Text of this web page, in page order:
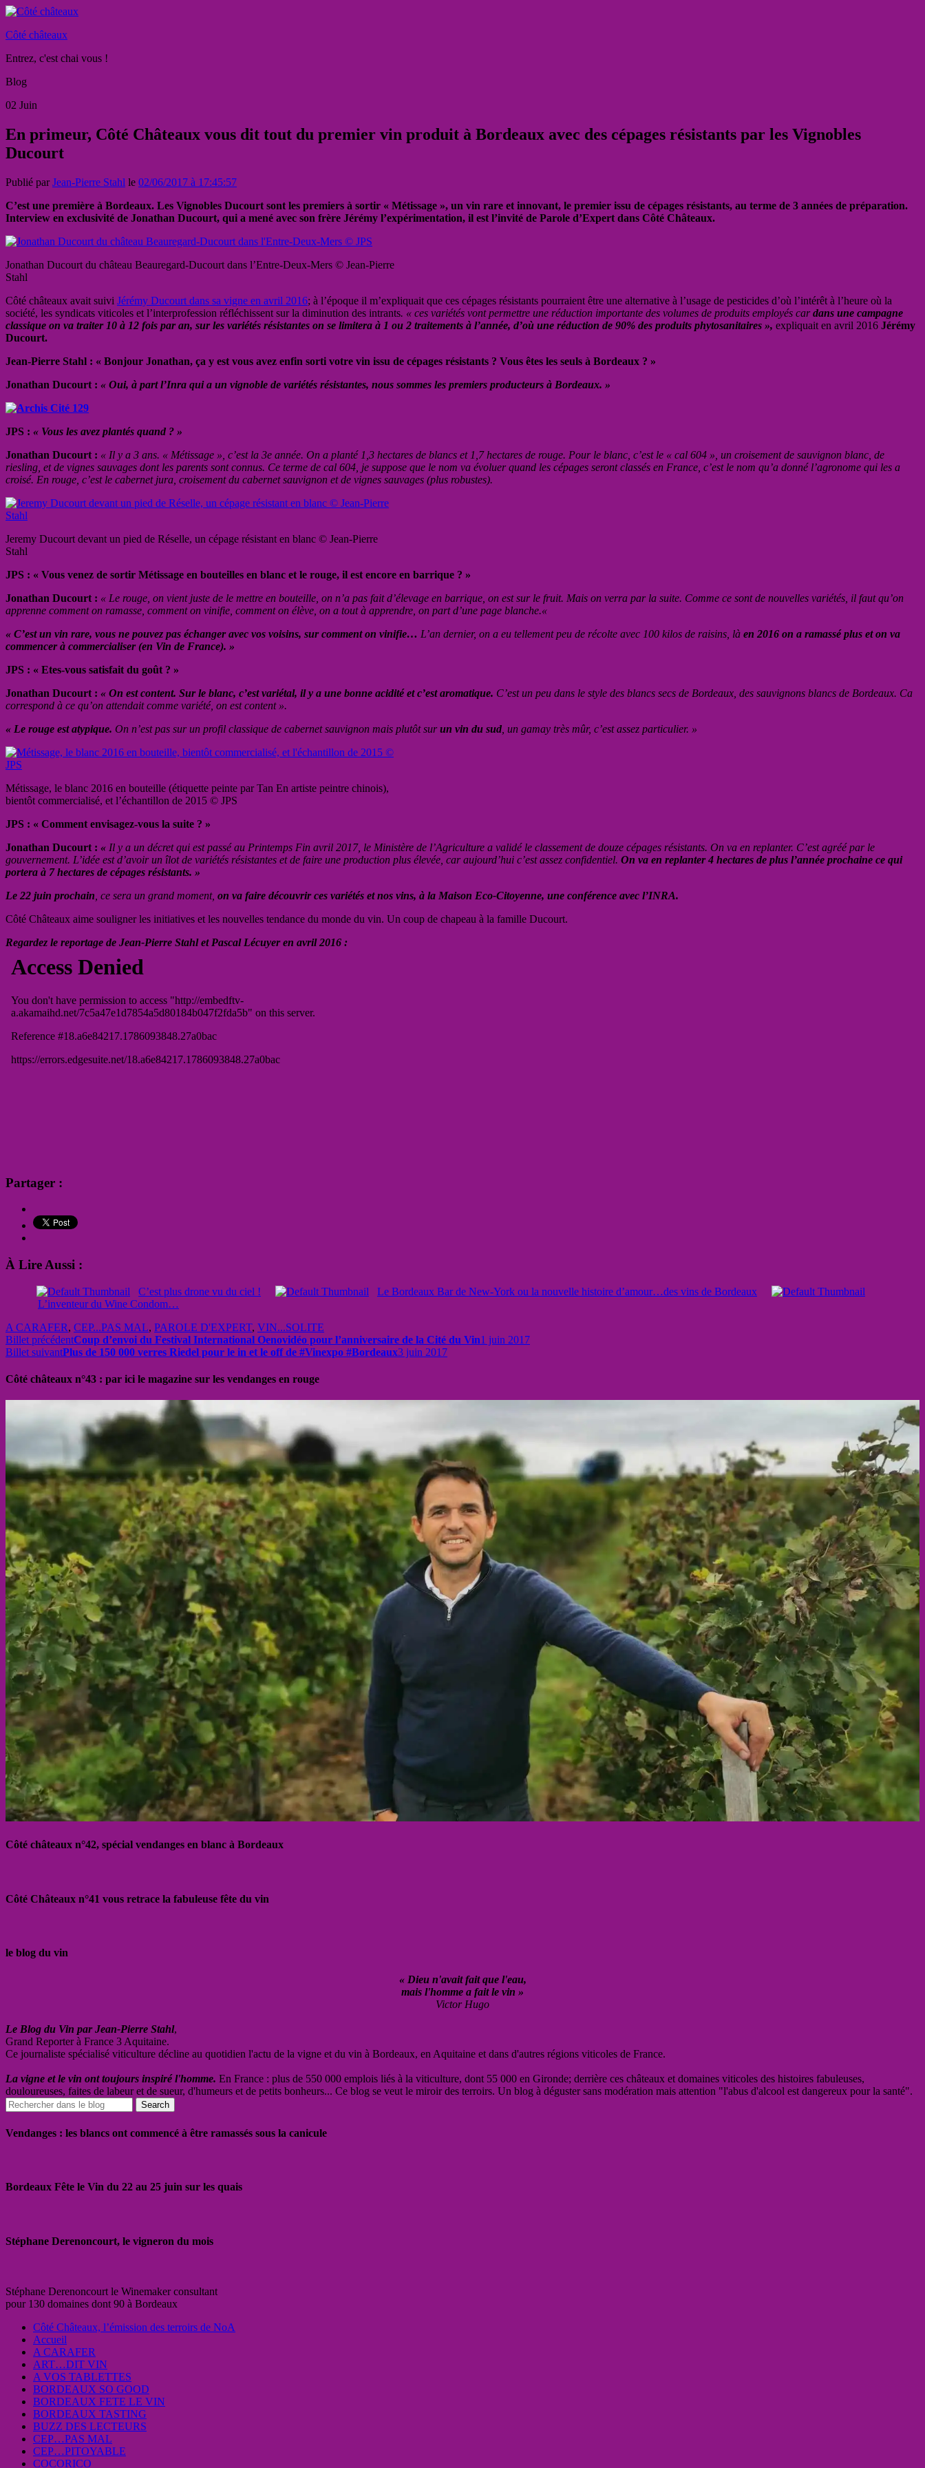
Côté châteaux
Entrez, c'est chai vous !
Blog
02 Juin
En primeur, Côté Châteaux vous dit tout du premier vin produit à Bordeaux avec des cépages résistants par les Vignobles
Ducourt
Publié parJean-Pierre Stahl le 02/06/2017 à 17:45:57
C’est une première à Bordeaux. Les Vignobles Ducourt sont les premiers à sortir « Métissage », un vin rare et innovant, le premier issu de cépages résistants, au terme de 3 années de préparation.
Interview en exclusivité de Jonathan Ducourt, qui a mené avec son frère Jérémy l’expérimentation, il est l’invité de Parole d’Expert dans Côté Châteaux.
Jonathan Ducourt du château Beauregard-Ducourt dans l’Entre-Deux-Mers © Jean-Pierre
Stahl
Côté châteaux avait suivi Jérémy Ducourt dans sa vigne en avril 2016; à l’époque il m’expliquait que ces cépages résistants pourraient être une alternative à l’usage de pesticides d’où l’intérêt à l’heure où la
société, les syndicats viticoles et l’interprofession réfléchissent sur la diminution des intrants. « ces variétés vont permettre une réduction importante des volumes de produits employés cardans une campagne
classique on va traiter 10 à 12 fois par an, sur les variétés résistantes on se limitera à 1 ou 2 traitements à l’année, d’où une réduction de 90% des produits phytosanitaires », expliquait en avril 2016 Jérémy
Ducourt.
Jean-Pierre Stahl : « Bonjour Jonathan, ça y est vous avez enfin sorti votre vin issu de cépages résistants ? Vous êtes les seuls à Bordeaux ? »
Jonathan Ducourt : « Oui, à part l’Inra qui a un vignoble de variétés résistantes, nous sommes les premiers producteurs à Bordeaux. »
JPS : « Vous les avez plantés quand ? »
Jonathan Ducourt : « Il y a 3 ans. « Métissage », c’est la 3e année. On a planté 1,3 hectares de blancs et 1,7 hectares de rouge. Pour le blanc, c’est le « cal 604 », un croisement de sauvignon blanc, de
riesling, et de vignes sauvages dont les parents sont connus. Ce terme de cal 604, je suppose que le nom va évoluer quand les cépages seront classés en France, c’est le nom qu’a donné l’agronome qui les a
croisé. En rouge, c’est le cabernet jura, croisement du cabernet sauvignon et de vignes sauvages (plus robustes).
Jeremy Ducourt devant un pied de Réselle, un cépage résistant en blanc © Jean-Pierre
Stahl
JPS : « Vous venez de sortir Métissage en bouteilles en blanc et le rouge, il est encore en barrique ? »
Jonathan Ducourt : « Le rouge, on vient juste de le mettre en bouteille, on n’a pas fait d’élevage en barrique, on est sur le fruit. Mais on verra par la suite. Comme ce sont de nouvelles variétés, il faut qu’on
apprenne comment on ramasse, comment on vinifie, comment on élève, on a tout à apprendre, on part d’une page blanche.«
« C’est un vin rare, vous ne pouvez pas échanger avec vos voisins, sur comment on vinifie… L’an dernier, on a eu tellement peu de récolte avec 100 kilos de raisins, là en 2016 on a ramassé plus et on va
commencer à commercialiser (en Vin de France). »
JPS : « Etes-vous satisfait du goût ? »
Jonathan Ducourt : « On est content. Sur le blanc, c’est variétal, il y a une bonne acidité et c’est aromatique. C’est un peu dans le style des blancs secs de Bordeaux, des sauvignons blancs de Bordeaux. Ca
correspond à ce qu’on attendait comme variété, on est content ».
« Le rouge est atypique. On n’est pas sur un profil classique de cabernet sauvignon mais plutôt surun vin du sud , un gamay très mûr, c’est assez particulier. »
Métissage, le blanc 2016 en bouteille (étiquette peinte par Tan En artiste peintre chinois),
bientôt commercialisé, et l’échantillon de 2015 © JPS
JPS : « Comment envisagez-vous la suite ? »
Jonathan Ducourt : « Il y a un décret qui est passé au Printemps Fin avril 2017, le Ministère de l’Agriculture a validé le classement de douze cépages résistants. On va en replanter. C’est agréé par le
gouvernement. L’idée est d’avoir un îlot de variétés résistantes et de faire une production plus élevée, car aujourd’hui c’est assez confidentiel. On va en replanter 4 hectares de plus l’année prochaine ce qui
portera à 7 hectares de cépages résistants. »
Le 22 juin prochain , ce sera un grand moment, on va faire découvrir ces variétés et nos vins, à la Maison Eco-Citoyenne, une conférence avec l’INRA.
Côté Châteaux aime souligner les initiatives et les nouvelles tendance du monde du vin. Un coup de chapeau à la famille Ducourt.
Regardez le reportage de Jean-Pierre Stahl et Pascal Lécuyer en avril 2016 :
Partager :
À Lire Aussi :
C’est plus drone vu du ciel !
Le Bordeaux Bar de New-York ou la nouvelle histoire d’amour…des vins de Bordeaux
L’inventeur du Wine Condom…
A CARAFER, CEP...PAS MAL, PAROLE D'EXPERT, VIN...SOLITE
Billet précédentCoup d’envoi du Festival International Oenovidéo pour l’anniversaire de la Cité du Vin1 juin 2017
Billet suivantPlus de 150 000 verres Riedel pour le in et le off de #Vinexpo #Bordeaux3 juin 2017
Côté châteaux n°43 : par ici le magazine sur les vendanges en rouge
Côté châteaux n°42, spécial vendanges en blanc à Bordeaux
Côté Châteaux n°41 vous retrace la fabuleuse fête du vin
le blog du vin
« Dieu n'avait fait que l'eau,
mais l'homme a fait le vin »
Victor Hugo
Le Blog du Vin par Jean-Pierre Stahl,
Grand Reporter à France 3 Aquitaine.
Ce journaliste spécialisé viticulture décline au quotidien l'actu de la vigne et du vin à Bordeaux, en Aquitaine et dans d'autres régions viticoles de France.
La vigne et le vin ont toujours inspiré l'homme. En France : plus de 550 000 emplois liés à la viticulture, dont 55 000 en Gironde; derrière ces châteaux et domaines viticoles des histoires fabuleuses,
douloureuses, faites de labeur et de sueur, d'humeurs et de petits bonheurs... Ce blog se veut le miroir des terroirs. Un blog à déguster sans modération mais attention "l'abus d'alcool est dangereux pour la santé".
Vendanges : les blancs ont commencé à être ramassés sous la canicule
Bordeaux Fête le Vin du 22 au 25 juin sur les quais
Stéphane Derenoncourt, le vigneron du mois
Stéphane Derenoncourt le Winemaker consultant
pour 130 domaines dont 90 à Bordeaux
Côté Châteaux, l’émission des terroirs de NoA
Accueil
A CARAFER
ART…DIT VIN
A VOS TABLETTES
BORDEAUX SO GOOD
BORDEAUX FETE LE VIN
BORDEAUX TASTING
BUZZ DES LECTEURS
CEP…PAS MAL
CEP…PITOYABLE
COCORICO